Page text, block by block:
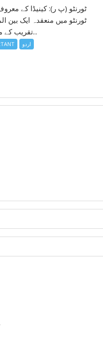
ٹورنٹو (پ ر): کینیڈا کے
ٹورنٹو میں منعقدہ ایک بین
تقریب کے مقررین...
اردو